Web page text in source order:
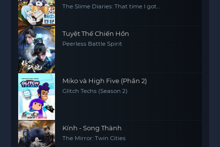
The Slime Diaries: That time I got
Tuyệt Thế Chiến Hồn
Peerless Battle Spirit
Miko và High Five (Phần 2)
Glitch Techs (Season 2)
Kính - Song Thành
The Mirror: Twin Cities